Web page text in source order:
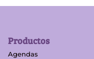
Productos
Agendas